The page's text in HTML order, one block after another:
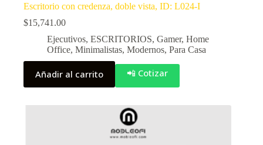
Escritorio con credenza, doble vista, ID: L024-I
$15,741.00
Ejecutivos, ESCRITORIOS, Gamer, Home
Office, Minimalistas, Modernos, Para Casa
Añadir al carrito 📲 Cotizar